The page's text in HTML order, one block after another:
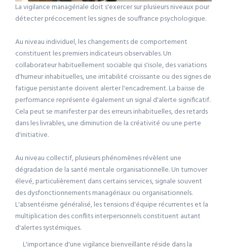
La vigilance managériale doit s'exercer sur plusieurs niveaux pour
détecter précocement les signes de souffrance psychologique.
Au niveau individuel, les changements de comportement
constituent les premiers indicateurs observables. Un
collaborateur habituellement sociable qui s'isole, des variations
d'humeur inhabituelles, une irritabilité croissante ou des signes de
fatigue persistante doivent alerter l'encadrement. La baisse de
performance représente également un signal d'alerte significatif.
Cela peut se manifester par des erreurs inhabituelles, des retards
dans les livrables, une diminution de la créativité ou une perte
d'initiative.
Au niveau collectif, plusieurs phénomènes révèlent une
dégradation de la santé mentale organisationnelle. Un turnover
élevé, particulièrement dans certains services, signale souvent
des dysfonctionnements managériaux ou organisationnels.
L'absentéisme généralisé, les tensions d'équipe récurrentes et la
multiplication des conflits interpersonnels constituent autant
d'alertes systémiques.
L'importance d'une vigilance bienveillante réside dans la